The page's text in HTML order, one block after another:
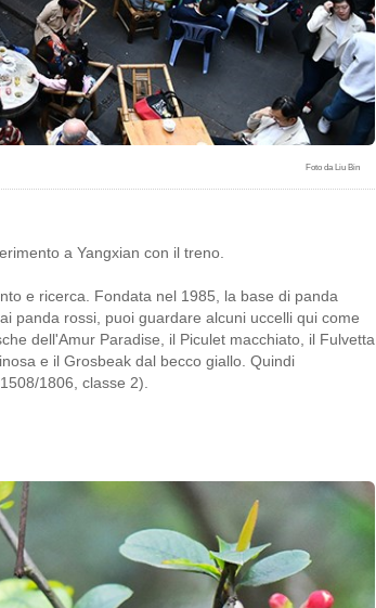
Foto da Liu Bin
a Yangxian con il treno.
e ricerca. Fondata nel 1985, la base di panda
panda rossi, puoi guardare alcuni uccelli qui come
dell'Amur Paradise, il Piculet macchiato, il Fulvetta
e il Grosbeak dal becco giallo. Quindi
1806, classe 2).